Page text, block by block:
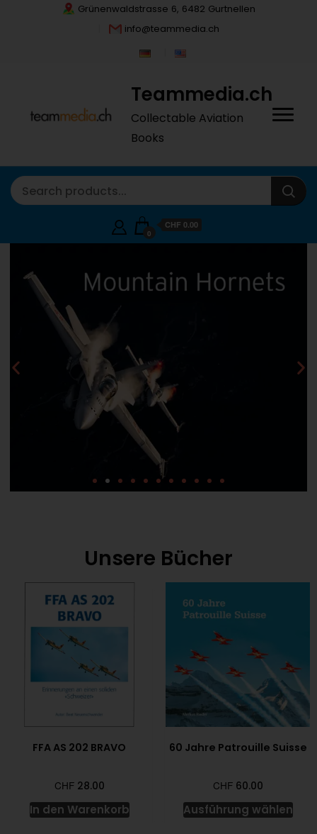
Grünenwaldstrasse 6, 6482 Gurtnellen
info@teammedia.ch
Teammedia.ch
Collectable Aviation
Books
0
CHF 0.00
Unsere Bücher
FFA AS 202 BRAVO
CHF28.00
In den Warenkorb
60 Jahre Patrouille Suisse
CHF60.00
Ausführung wählen